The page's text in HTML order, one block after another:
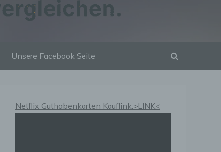
Unsere Facebook Seite
Netflix Guthabenkarten Kauflink.>LINK<